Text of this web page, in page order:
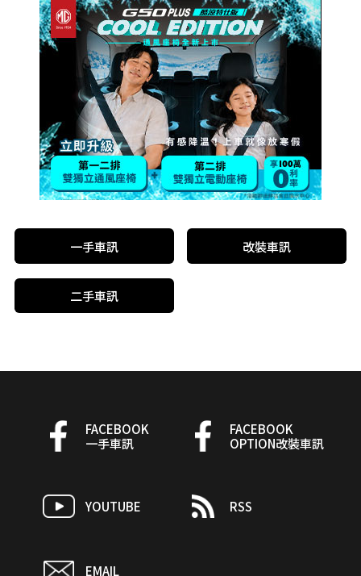
一手車訊 改裝車訊
二手車訊
FACEBOOK
一手車訊
FACEBOOK
OPTION改裝車訊
YOUTUBE RSS
EMAIL